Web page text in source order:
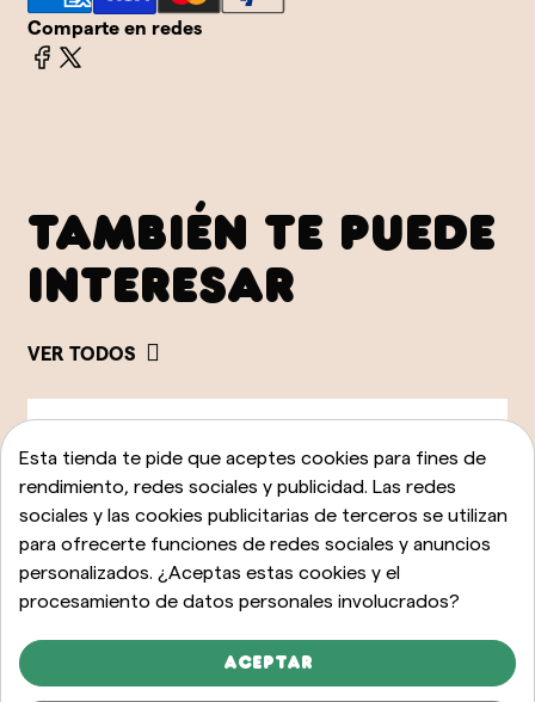
Comparte en redes
TAMBIÉN TE PUEDE
INTERESAR
VER TODOS
Esta tienda te pide que aceptes cookies para fines de
rendimiento, redes sociales y publicidad. Las redes
sociales y las cookies publicitarias de terceros se utilizan
para ofrecerte funciones de redes sociales y anuncios
personalizados. ¿Aceptas estas cookies y el
procesamiento de datos personales involucrados?
Aceptar